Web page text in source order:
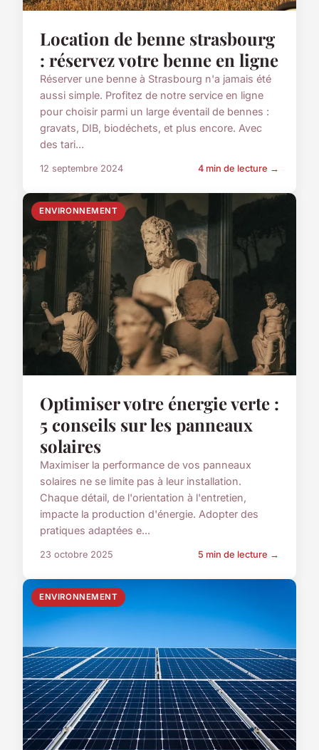
Location de benne strasbourg
: réservez votre benne en ligne
Réserver une benne à Strasbourg n'a jamais été
aussi simple. Profitez de notre service en ligne
pour choisir parmi un large éventail de bennes :
gravats, DIB, biodéchets, et plus encore. Avec
des tari...
12 septembre 2024 4 min de lecture →
ENVIRONNEMENT
Optimiser votre énergie verte :
5 conseils sur les panneaux
solaires
Maximiser la performance de vos panneaux
solaires ne se limite pas à leur installation.
Chaque détail, de l'orientation à l'entretien,
impacte la production d'énergie. Adopter des
pratiques adaptées e...
23 octobre 2025 5 min de lecture →
ENVIRONNEMENT